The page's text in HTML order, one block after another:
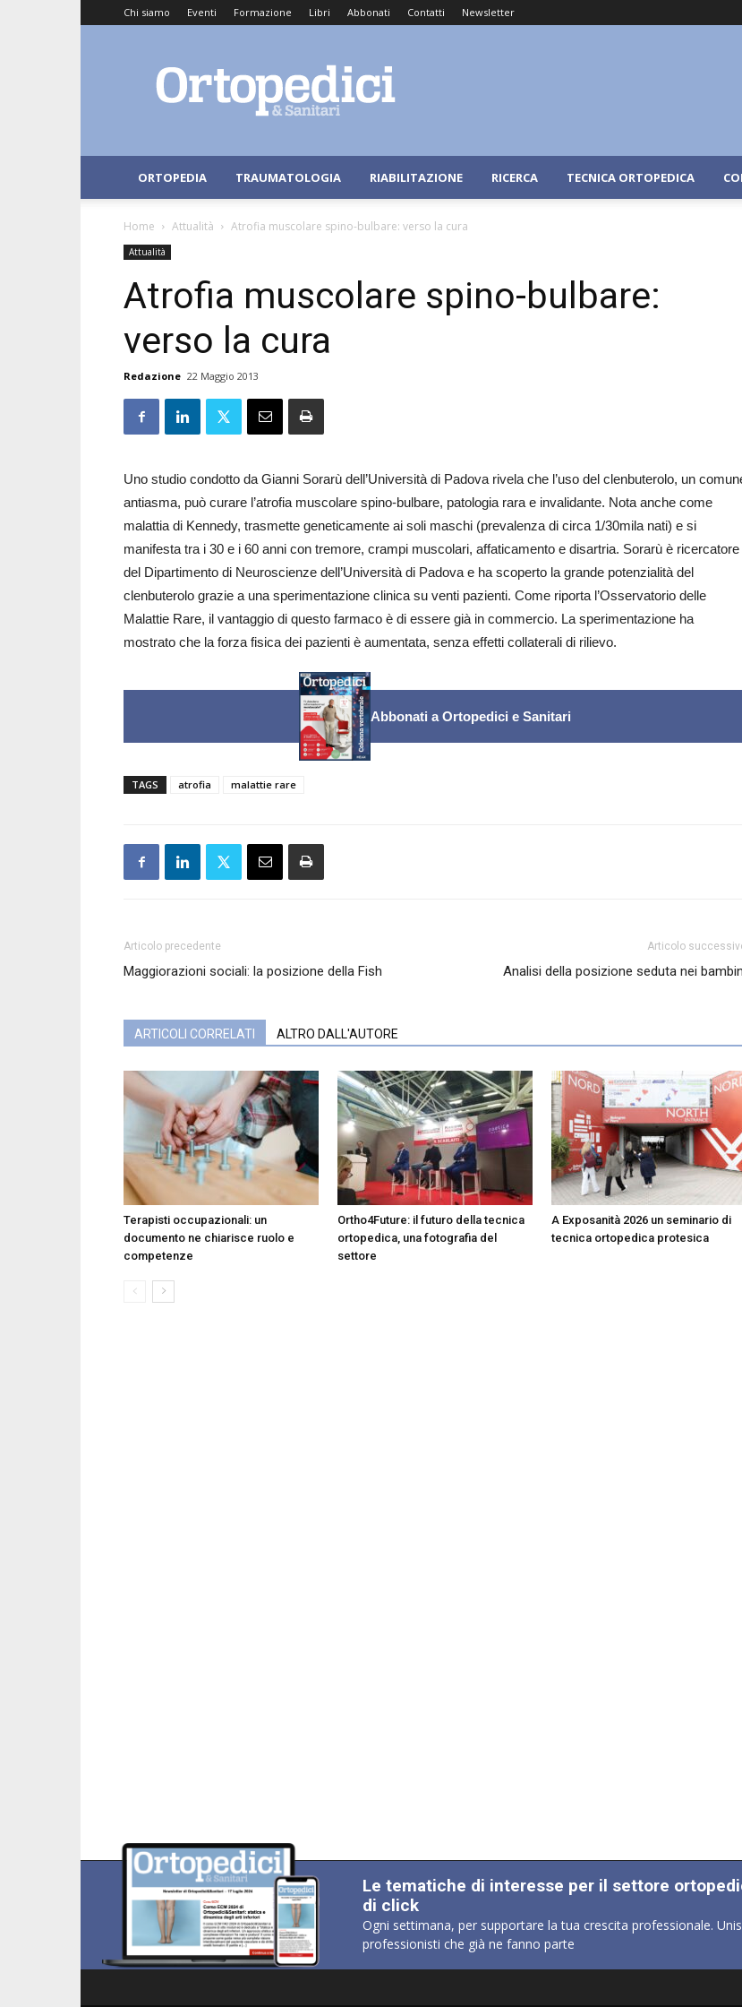
Chi siamo Eventi Formazione Libri Abbonati Contatti Newsletter
e
Sanitari
ORTOPEDIA TRAUMATOLOGIA RIABILITAZIONE RICERCA TECNICA ORTOPEDICA
Home Attualità Atrofia muscolare spino-bulbare: verso la cura
Attualità
Atrofia muscolare spino-bulbare:
verso la cura
Redazione 22 Maggio 2013
Uno studio condotto da Gianni Sorarù dell’Università di Padova rivela che l’uso del clenbuterolo, un
antiasma, può curare l’atrofia muscolare spino-bulbare, patologia rara e invalidante. Nota anche come
malattia di Kennedy, trasmette geneticamente ai soli maschi (prevalenza di circa 1/30mila nati) e si
manifesta tra i 30 e i 60 anni con tremore, crampi muscolari, affaticamento e disartria. Sorarù è ricercatore
del Dipartimento di Neuroscienze dell’Università di Padova e ha scoperto la grande potenzialità del
clenbuterolo grazie a una sperimentazione clinica su venti pazienti. Come riporta l’Osservatorio delle
Malattie Rare, il vantaggio di questo farmaco è di essere già in commercio. La sperimentazione ha
mostrato che la forza fisica dei pazienti è aumentata, senza effetti collaterali di rilievo.
Abbonati a Ortopedici e Sanitari
TAGS atrofia malattie rare
Articolo precedente
Maggiorazioni sociali: la posizione della Fish
Articolo
Analisi della posizione seduta nei
ARTICOLI CORRELATI ALTRO DALL'AUTORE
Terapisti occupazionali: un
documento ne chiarisce ruolo e
competenze
Ortho4Future: il futuro della tecnica
ortopedica, una fotografia del
settore
A Exposanità 2026 un seminario di
tecnica ortopedica protesica
Le tematiche di interesse per il settore
di click
Ogni settimana, per supportare la tua crescita professionale.
professionisti che già ne fanno parte